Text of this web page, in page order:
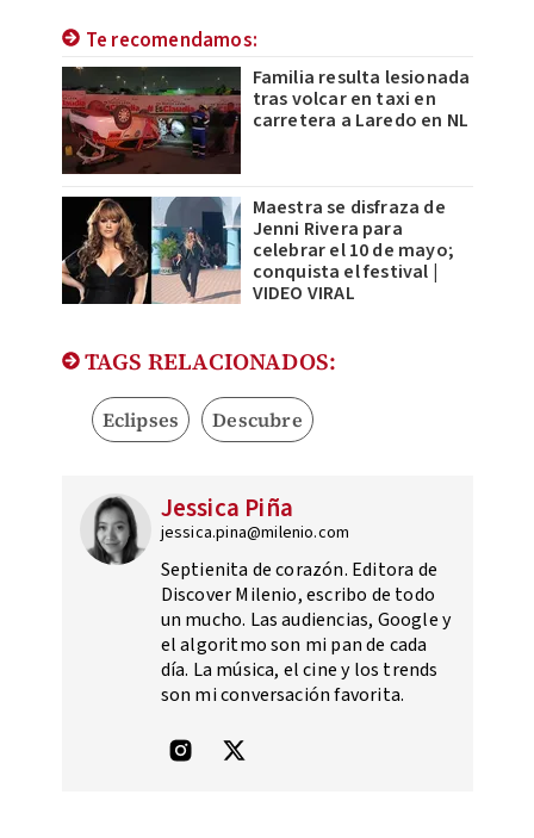
Te recomendamos:
Familia resulta lesionada
tras volcar en taxi en
carretera a Laredo en NL
Maestra se disfraza de
Jenni Rivera para
celebrar el 10 de mayo;
conquista el festival |
VIDEO VIRAL​
TAGS RELACIONADOS:
Eclipses Descubre
Jessica Piña
jessica.pina@milenio.com
Septienita de corazón. Editora de
Discover Milenio, escribo de todo
un mucho. Las audiencias, Google y
el algoritmo son mi pan de cada
día. La música, el cine y los trends
son mi conversación favorita.